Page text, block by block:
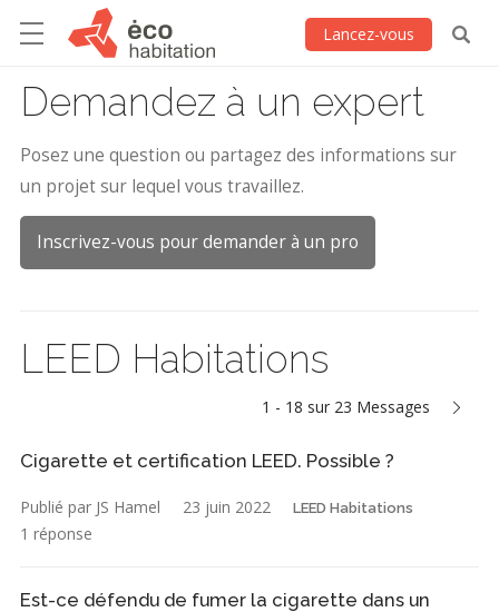
Lancez-vous
Demandez à un expert
Posez une question ou partagez des informations sur
un projet sur lequel vous travaillez.
Inscrivez-vous pour demander à un pro
LEED Habitations
1 - 18 sur 23 Messages
Cigarette et certification LEED. Possible ?
Publié par JS Hamel 23 juin 2022 LEED Habitations
1 réponse
Est-ce défendu de fumer la cigarette dans un